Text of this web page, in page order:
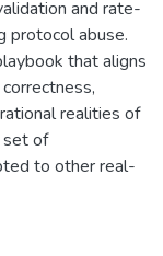
and rate-
protocol abuse.
that aligns
realities of
set of
to other real-